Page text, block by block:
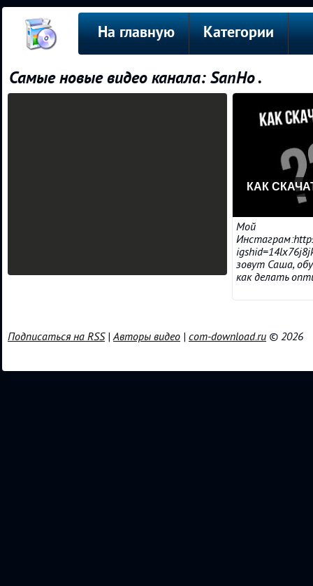
На главную Категории
Самые новые видео канала: SanHo .
КАК
Мой
зовут Саша,
как делать
Подписаться на RSS|Авторы видео | com-download.ru © 2026